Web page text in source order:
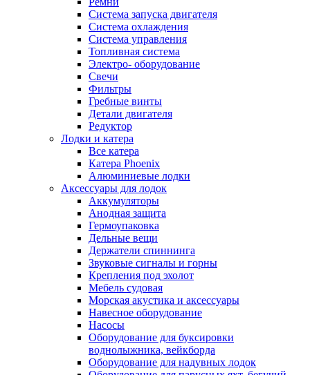
Система запуска двигателя
Система охлаждения
Система управления
Топливная система
Электро- оборудование
Свечи
Фильтры
Гребные винты
Детали двигателя
Редуктор
Лодки и катера
Все катера
Катера Phoenix
Алюминиевые лодки
Аксессуары для лодок
Аккумуляторы
Анодная защита
Гермоупаковка
Дельные вещи
Держатели спиннинга
Звуковые сигналы и горны
Крепления под эхолот
Мебель судовая
Морская акустика и аксессуары
Навесное оборудование
Насосы
Оборудование для буксировки
воднолыжника, вейкборда
Оборудование для надувных лодок